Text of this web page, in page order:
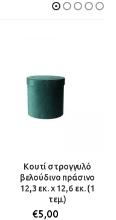
Κουτί στρογγυλό
βελούδινο πράσινο
12,3 εκ. x 12,6 εκ. (1
τεμ.)
€5,00